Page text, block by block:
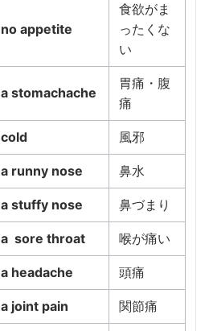
no appetite
食欲がま
ったくな
い
a stomachache
胃痛・腹
痛
cold 風邪
a runny nose 鼻水
a stuffy nose 鼻づまり
a sore throat 喉が痛い
a headache 頭痛
a joint pain 関節痛